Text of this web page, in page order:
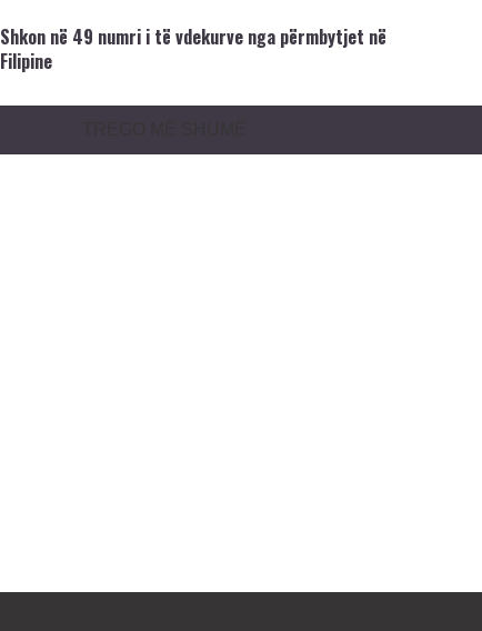
Shkon në 49 numri i të vdekurve nga përmbytjet në
Filipine